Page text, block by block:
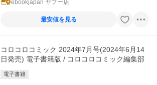
ebookjapan ヤフー店
最安値を見る
コロコロコミック 2024年7月号(2024年6月14
日発売) 電子書籍版 / コロコロコミック編集部
電子書籍